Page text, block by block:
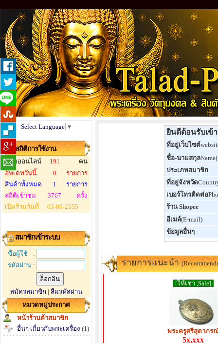
Select Language ▼
สถิติการใช้งาน
ผู้ชมออนไลน์ 191
คน
อัพเดทวันนี้
0
รายการ
สินค้าทั้งหมด
1
รายการ
สถิติเข้าชม
3767
ครั้ง
เปิดร้านวันที่
03-09-2555
สมาชิกเข้าระบบ
ชื่อผู้ใช้
:
รหัสผ่าน :
สมัครสมาชิก | ลืมรหัสผ่าน
หมวดหมู่ประกาศ
หน้าร้านค้าสมาชิก
อื่นๆ เกี่ยวกับพระเครื่อง (1)
ยินดีต้อนรับเข้
ที่อยู่เว็บไซต์
ชื่อ-นามสกุล
ประเภทสมาชิก
ที่อยู่จังหวัด
เบอร์โทรติดต่อ
ร้าน Shopee
อีเมล์(E-mail)
ข้อมูลอื่นๆ
รายการแนะนำ
[ให้เช่า ,Sale]
พระครูศรีสุตาภร
5x,xxx